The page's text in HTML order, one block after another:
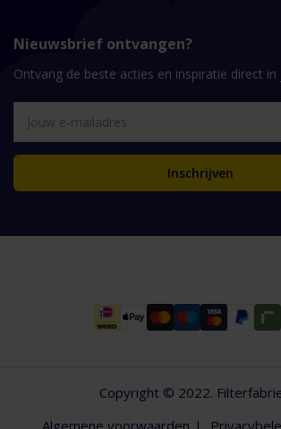
Nieuwsbrief ontvangen?
Ontvang de beste acties en inspiratie direct in
Inschrijven
Copyright © 2022.